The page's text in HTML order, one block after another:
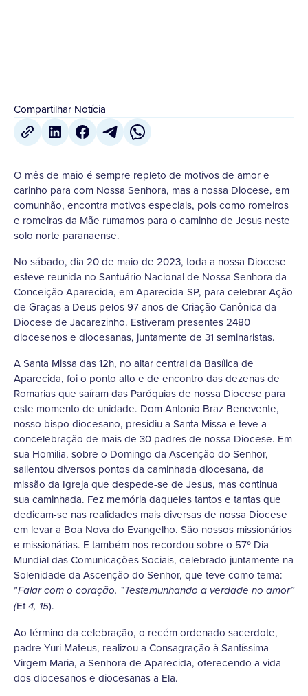
Compartilhar Notícia
O mês de maio é sempre repleto de motivos de amor e
carinho para com Nossa Senhora, mas a nossa Diocese, em
comunhão, encontra motivos especiais, pois como romeiros
e romeiras da Mãe rumamos para o caminho de Jesus neste
solo norte paranaense.
No sábado, dia 20 de maio de 2023, toda a nossa Diocese
esteve reunida no Santuário Nacional de Nossa Senhora da
Conceição Aparecida, em Aparecida-SP, para celebrar Ação
de Graças a Deus pelos 97 anos de Criação Canônica da
Diocese de Jacarezinho. Estiveram presentes 2480
diocesenos e diocesanas, juntamente de 31 seminaristas.
A Santa Missa das 12h, no altar central da Basílica de
Aparecida, foi o ponto alto e de encontro das dezenas de
Romarias que saíram das Paróquias de nossa Diocese para
este momento de unidade. Dom Antonio Braz Benevente,
nosso bispo diocesano, presidiu a Santa Missa e teve a
concelebração de mais de 30 padres de nossa Diocese. Em
sua Homilia, sobre o Domingo da Ascenção do Senhor,
salientou diversos pontos da caminhada diocesana, da
missão da Igreja que despede-se de Jesus, mas continua
sua caminhada. Fez memória daqueles tantos e tantas que
dedicam-se nas realidades mais diversas de nossa Diocese
em levar a Boa Nova do Evangelho. São nossos missionários
e missionárias. E também nos recordou sobre o 57º Dia
Mundial das Comunicações Sociais, celebrado juntamente na
Solenidade da Ascenção do Senhor, que teve como tema:
”Falar com o coração. “Testemunhando a verdade no amor”
(Ef4, 15).
Ao término da celebração, o recém ordenado sacerdote,
padre Yuri Mateus, realizou a Consagração à Santíssima
Virgem Maria, a Senhora de Aparecida, oferecendo a vida
dos diocesanos e diocesanas a Ela.